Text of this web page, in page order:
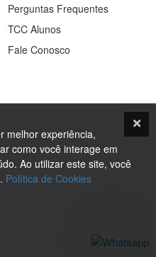
Perguntas Frequentes
TCC Alunos
Fale Conosco
melhor experiência,
como você interage em
Ao utilizar este site, você
Política de Cookies